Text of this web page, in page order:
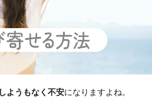
ようもなく不安になりますよね。